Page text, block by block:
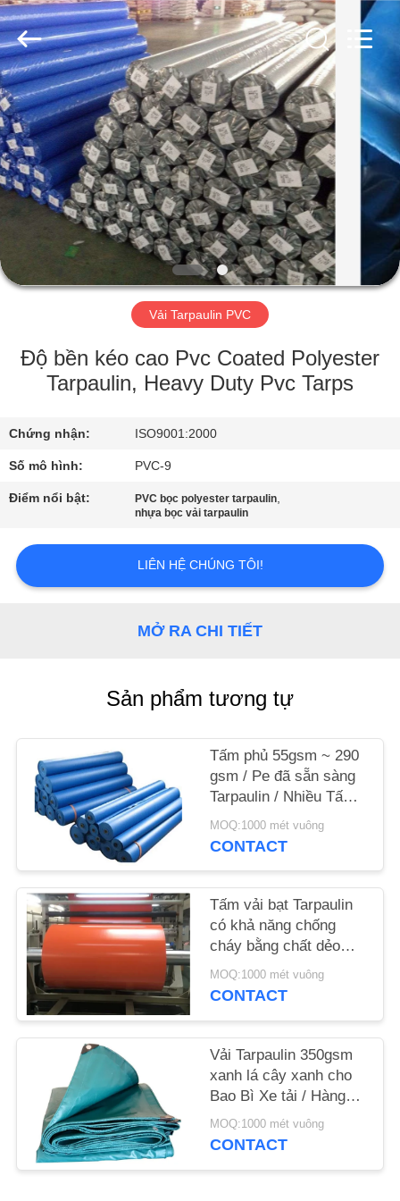
TRANG
CHỦ
CÁC
SẢN
PHẨM
VỀ
TÔI
QUAN
NHÀ
MÁY
KIỂM
SOÁT
CHÚNG
TÔI
ĐỒ
TRANG
WEB
PRIVACY
POLICY
Silk
Road
Enterprise
Management
Services
Co.,LTD.
All
Rights
Reserved.
Vải Tarpaulin PVC
Độ bền kéo cao Pvc Coated Polyester
Tarpaulin, Heavy Duty Pvc Tarps
Chứng nhận: ISO9001:2000
Số mô hình: PVC-9
Điểm nổi bật: PVC bọc polyester tarpaulin,
nhựa bọc vải tarpaulin
LIÊN HỆ CHÚNG TÔI!
MỞ RA CHI TIẾT
Sản phẩm tương tự
Tấm phủ 55gsm ~ 290
gsm / Pe đã sẵn sàng
Tarpaulin / Nhiều Tấm /
Canvas Roll
MOQ:1000 mét vuông
CONTACT
Tấm vải bạt Tarpaulin
có khả năng chống
cháy bằng chất dẻo
1000D có khả năng
chống thấm, phủ bóng,
MOQ:1000 mét vuông
CONTACT
Vải Tarpaulin 350gsm
xanh lá cây xanh cho
Bao Bì Xe tải / Hàng
Hóa, Chống oxy hóa
MOQ:1000 mét vuông
CONTACT